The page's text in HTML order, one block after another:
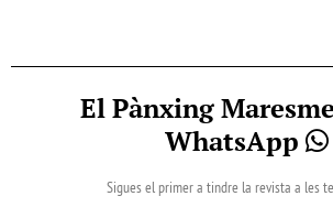
El Pànxing
WhatsApp
Sigues el primer a tindre la revista a les